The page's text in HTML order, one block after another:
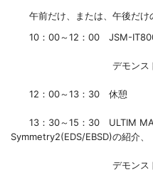
午前だけ、または、午後だけ
10：00～12：00 JSM-
デモンストレーシ
12：00～13：30 休憩
13：30～15：30 ULTIM
Symmetry2(EDS/EBSD)の紹介、
デモンストレーシ